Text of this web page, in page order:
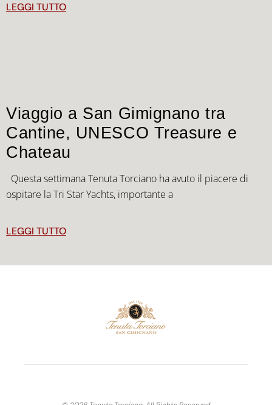
LEGGI TUTTO
Viaggio a San Gimignano tra
Cantine, UNESCO Treasure e
Chateau
Questa settimana Tenuta Torciano ha avuto il piacere di
ospitare la Tri Star Yachts, importante a
LEGGI TUTTO